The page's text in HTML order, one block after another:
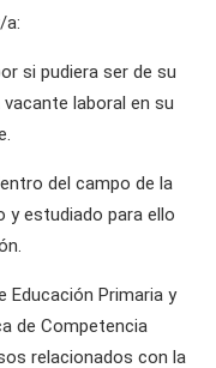
a:
si pudiera ser de su
laboral en su
del campo de la
y estudiado para ello
Educación Primaria y
de Competencia
relacionados con la